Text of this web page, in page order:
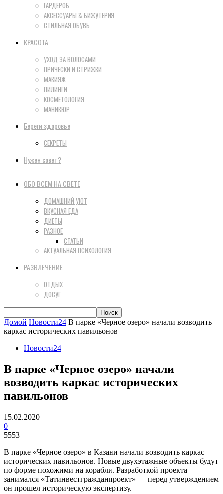
ГАРДЕРОБ
АКСЕССУАРЫ & БИЖУТЕРИЯ
СТИЛЬНАЯ ОБУВЬ
КРАСОТА
УХОД ЗА ВОЛОСАМИ
ПРИЧЕСКИ И СТРИЖКИ
МАКИЯЖ
ПИЛИНГИ
КОСМЕТОЛОГИЯ
МАНИКЮР
Береги здоровье
СЕКРЕТЫ
Нужен совет?
ОБО ВСЕМ НА СВЕТЕ
ДОМАШНИЙ УЮТ
ВКУСНАЯ ЕДА
ДИЕТЫ
РАЗНОЕ
СТАТЬИ
АКТУАЛЬНАЯ ПСИХОЛОГИЯ
РАЗВЛЕЧЕНИЕ
ОТДЫХ
ДОСУГ
Домой Новости24 В парке «Черное озеро» начали возводить
каркас исторических павильонов
Новости24
В парке «Черное озеро» начали
возводить каркас исторических
павильонов
15.02.2020
0
5553
В парке «Черное озеро» в Казани начали возводить каркас
исторических павильонов. Новые двухэтажные объекты будут
по форме похожими на корабли. Разработкой проекта
занимался «Татинвестгражданпроект» — перед утверждением
он прошел историческую экспертизу.